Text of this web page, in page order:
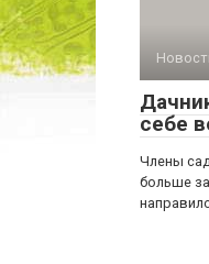
себе
Члены
больше